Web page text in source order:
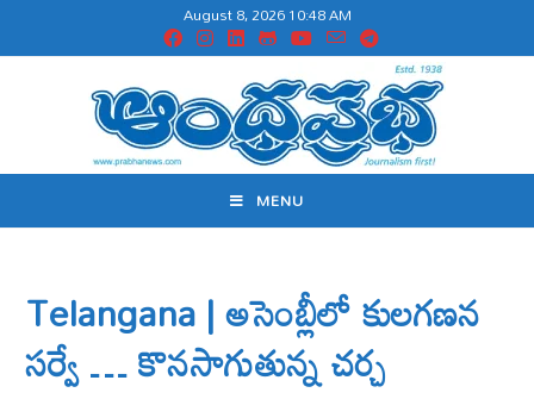
August 8, 2026 10:48 AM
MENU
Telangana | అసెంబ్లీలో కుల‌గ‌ణ‌న
స‌ర్వే … కొనసాగుతున్న చర్చ